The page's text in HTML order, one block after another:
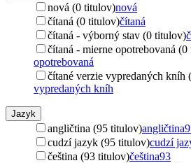
nová (0 titulov)nová
čítaná (0 titulov)čítaná
čítaná - výborný stav (0 titulov)
čítaná - mierne opotrebovaná
opotrebovaná
čítané verzie vypredaných kníh
vypredaných kníh
Jazyk
angličtina (95 titulov)angličtina
cudzí jazyk (95 titulov)cudzí
čeština (93 titulov)čeština93